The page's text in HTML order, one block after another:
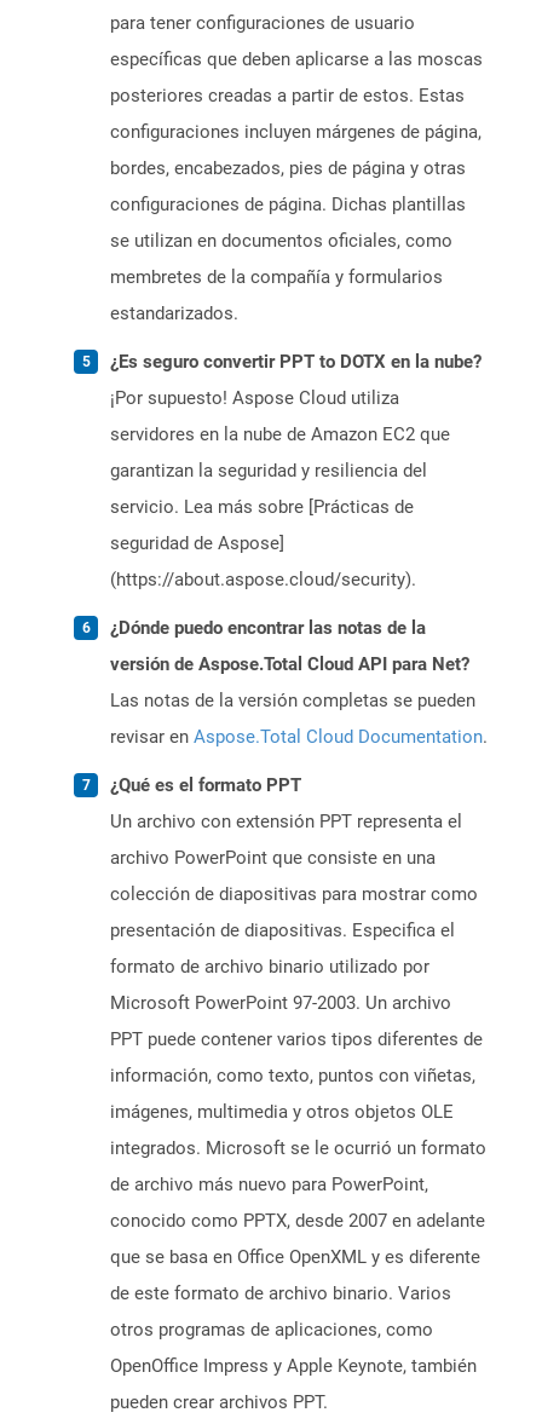
para tener configuraciones de usuario
específicas que deben aplicarse a las moscas
posteriores creadas a partir de estos. Estas
configuraciones incluyen márgenes de página,
bordes, encabezados, pies de página y otras
configuraciones de página. Dichas plantillas
se utilizan en documentos oficiales, como
membretes de la compañía y formularios
estandarizados.
¿Es seguro convertir PPT to DOTX en la nube?
¡Por supuesto! Aspose Cloud utiliza
servidores en la nube de Amazon EC2 que
garantizan la seguridad y resiliencia del
servicio. Lea más sobre [Prácticas de
seguridad de Aspose]
(https://about.aspose.cloud/security).
¿Dónde puedo encontrar las notas de la
versión de Aspose.Total Cloud API para Net?
Las notas de la versión completas se pueden
revisar en Aspose.Total Cloud Documentation.
¿Qué es el formato PPT
Un archivo con extensión PPT representa el
archivo PowerPoint que consiste en una
colección de diapositivas para mostrar como
presentación de diapositivas. Especifica el
formato de archivo binario utilizado por
Microsoft PowerPoint 97-2003. Un archivo
PPT puede contener varios tipos diferentes de
información, como texto, puntos con viñetas,
imágenes, multimedia y otros objetos OLE
integrados. Microsoft se le ocurrió un formato
de archivo más nuevo para PowerPoint,
conocido como PPTX, desde 2007 en adelante
que se basa en Office OpenXML y es diferente
de este formato de archivo binario. Varios
otros programas de aplicaciones, como
OpenOffice Impress y Apple Keynote, también
pueden crear archivos PPT.